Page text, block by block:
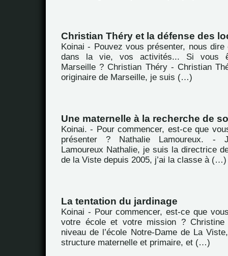
Christian Théry et la défense des
Koinai - Pouvez vous présenter, nous
dans la vie, vos activités... Si vous
Marseille ? Christian Théry - Christian
originaire de Marseille, je suis (…)
Une maternelle à la recherche de
Koinai. - Pour commencer, est-ce que
présenter ? Nathalie Lamoureux. -
Lamoureux Nathalie, je suis la directrice
de la Viste depuis 2005, j’ai la classe à (…)
La tentation du jardinage
Koinai - Pour commencer, est-ce que
votre école et votre mission ?
niveau de l’école Notre-Dame de La
structure maternelle et primaire, et (…)